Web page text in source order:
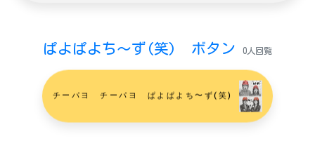
ぱよぱよち〜ず(笑) ボタン 0人回覧
チーパヨ チーパヨ ぱよぱよち〜ず(笑)